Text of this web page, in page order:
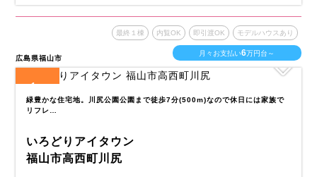
広島県福山市
最終１棟 内覧OK 即引渡OK モデルハウスあり
月々お支払い6万円台～
1
緑豊かな住宅地。川尻公園公園まで徒歩7分(500m)なので休日には家族で
リフレ…
いろどりアイタウン
福山市高西町川尻